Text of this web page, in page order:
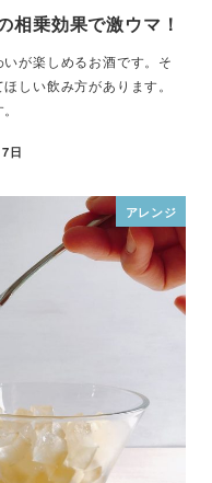
相乗効果で激ウマ！
が楽しめるお酒です。そ
しい飲み方があります。
日
アレンジ